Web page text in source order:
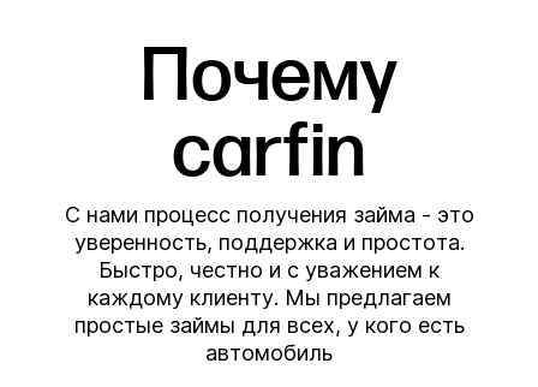
Почему
carfin
С нами процесс получения займа - это
уверенность, поддержка и простота.
Быстро, честно и с уважением к
каждому клиенту. Мы предлагаем
простые займы для всех, у кого есть
автомобиль